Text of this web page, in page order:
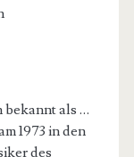
bekannt als …
1973 in den
des